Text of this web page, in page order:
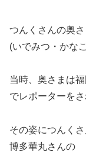
つんくさんの奥
(いでみつ・かな
当時、奥さまは
でレポーターをさ
その姿につんく
博多華丸さんの